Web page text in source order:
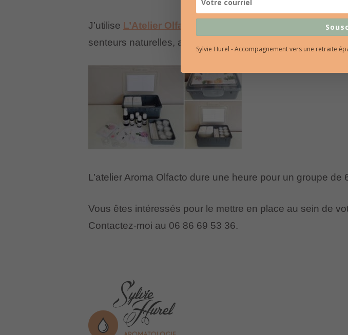
J’utilise L’Atelier Olfacto®
qui comprend un kit complet
senteurs naturelles, aux vertus bienfaisantes.
L’atelier Aroma Olfacto dure une heure pour un groupe
Vous êtes intéressés pour le mettre en place au sein de
Contactez-moi au 06 86 69 53 36.
Sylvie Hurel - Accompagnement vers une retraite